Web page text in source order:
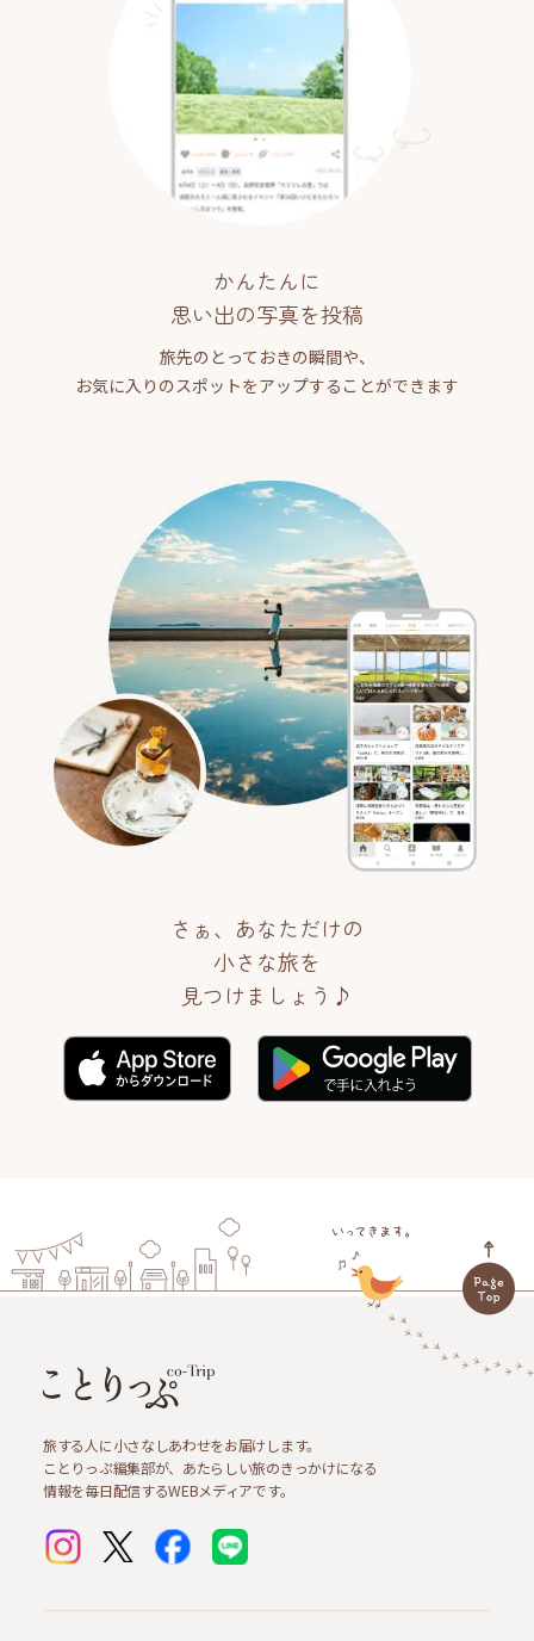
かんたんに
思い出の写真を投稿
旅先のとっておきの瞬間や、
お気に入りのスポットをアップすることができます
さぁ、あなただけの
小さな旅を
見つけましょう♪
旅する人に小さなしあわせをお届けします。
ことりっぷ編集部が、あたらしい旅のきっかけになる
情報を毎日配信するWEBメディアです。